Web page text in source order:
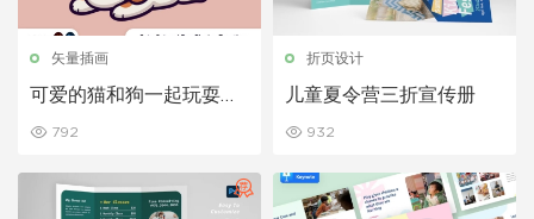
矢量插画
可爱的猫和狗一起玩耍的
792
折页设计
儿童夏令营三折宣传册
932